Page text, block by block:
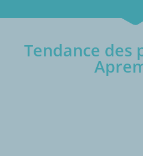
Tendance des